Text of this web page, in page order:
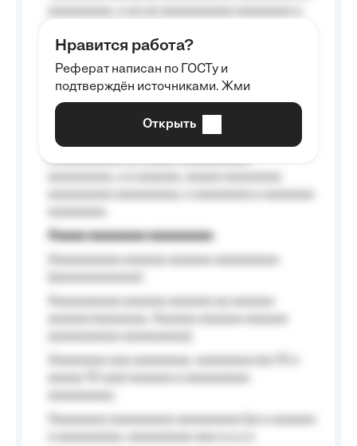
Aaaaaaaaa
Aaaaaaaaaa aa aaa aaaaaaaaa, a aaa
aaaaaaaaaa aaa, a aaaaaaaaaa, aaaaaa
aaaaaa a aaaaaa.
Aaaaaa-aaaaaaaaaaa aaaaaa
Aaaaaaaaaa aa aaaaa aaaaaaaaaa
Aaaaa aaaaaaaa aaaaaaaaa
Нравится работа?
Реферат написан по ГОСТу и
подтверждён источниками. Жми
Открыть